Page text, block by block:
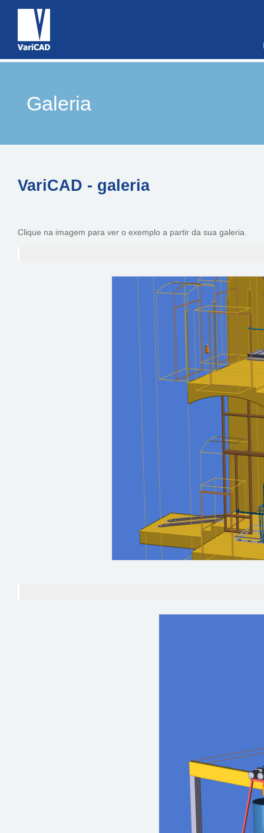
Galeria
VariCAD - galeria
Clique na imagem para ver o exemplo a partir da sua galeria.